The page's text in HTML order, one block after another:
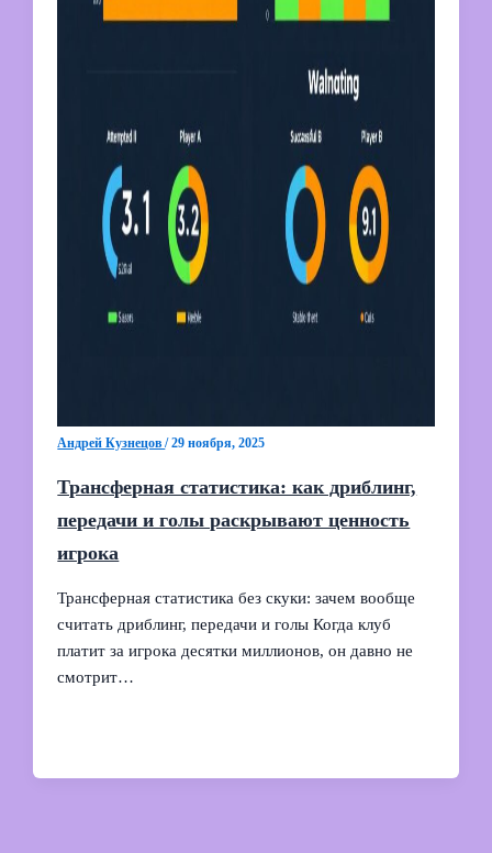
Андрей Кузнецов/29 ноября, 2025
Трансферная статистика: как дриблинг,
передачи и голы раскрывают ценность
игрока
Трансферная статистика без скуки: зачем вообще
считать дриблинг, передачи и голы Когда клуб
платит за игрока десятки миллионов, он давно не
смотрит…